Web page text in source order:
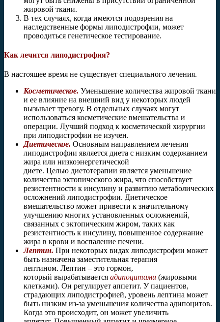
жировой ткани.
В тех случаях, когда имеются подозрения на
наследственные формы липодистрофии, может
проводиться генетическое тестирование.
Как лечится липодистрофия?
В настоящее время не существует специального лечения.
Косметическое. Уменьшение количества жировой ткани
и ее влияние на внешний вид у некоторых людей
вызывает тревогу. В отдельных случаях могут
использоваться косметические вмешательства и
операции. Лучший подход к косметической хирургии
при липодистрофии не изучен.
Диетическое. Основным направлением лечения
липодистрофии является диета с низким содержанием
жира или низкоэнергетической
диете. Целью диетотерапии является уменьшение
количества эктопического жира, что способствует
резистентности к инсулину и развитию метаболических
осложнений липодистрофии. Диетическое
вмешательство может привести к значительному
улучшению многих установленных осложнений,
связанных с эктопическим жиром, таких как
резистентность к инсулину, повышенное содержание
жира в крови и воспаление печени.
Лептин. При некоторых видах липодистрофии может
быть назначена заместительная терапия
лептином. Лептин – это гормон,
который вырабатывается адипоцитами (жировыми
клетками). Он регулирует аппетит. У пациентов,
страдающих липодистрофией, уровень лептина может
быть низким из-за уменьшения количества адипоцитов.
Когда это происходит, он может увеличить